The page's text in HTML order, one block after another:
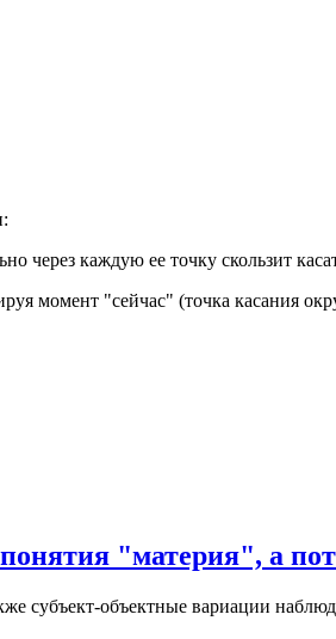
через каждую ее точку скользит
момент "сейчас" (точка касания
"материя", а
субъект-объектные вариации